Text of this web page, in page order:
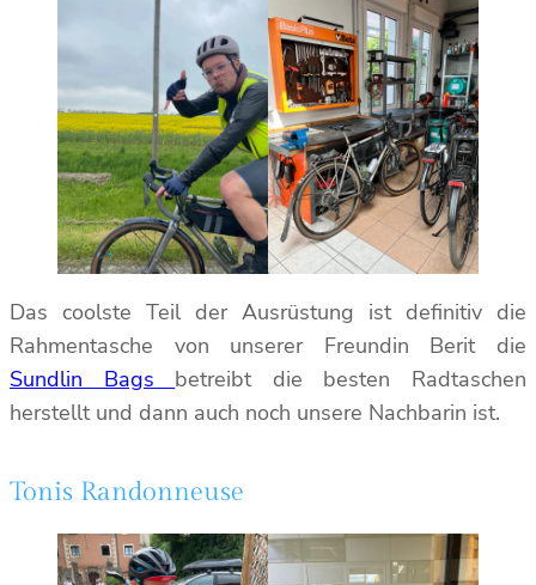
Das coolste Teil der Ausrüstung ist definitiv die
Rahmentasche von unserer Freundin Berit die
Sundlin Bags betreibt die besten Radtaschen
herstellt und dann auch noch unsere Nachbarin ist.
Tonis Randonneuse